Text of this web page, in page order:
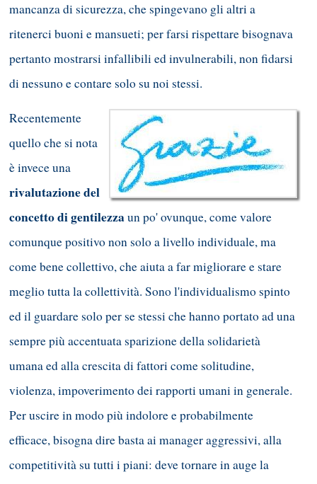
mancanza di sicurezza, che spingevano gli altri a
ritenerci buoni e mansueti; per farsi rispettare bisognava
pertanto mostrarsi infallibili ed invulnerabili, non fidarsi
di nessuno e contare solo su noi stessi.
Recentemente
quello che si nota
è invece una
rivalutazione del
concetto di gentilezzaun po' ovunque, come valore
comunque positivo non solo a livello individuale, ma
come bene collettivo, che aiuta a far migliorare e stare
meglio tutta la collettività. Sono l'individualismo spinto
ed il guardare solo per se stessi che hanno portato ad una
sempre più accentuata sparizione della solidarietà
umana ed alla crescita di fattori come solitudine,
violenza, impoverimento dei rapporti umani in generale.
Per uscire in modo più indolore e probabilmente
efficace, bisogna dire basta ai manager aggressivi, alla
competitività su tutti i piani: deve tornare in auge la